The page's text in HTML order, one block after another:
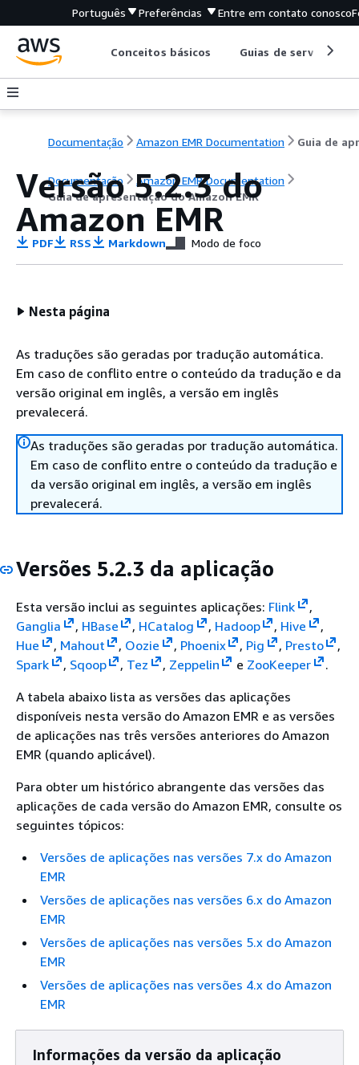
Português Preferências Entre em contato conosco
Conceitos básicos Guias de serviço
Documentação Amazon EMR Documentation
Documentação
Amazon EMR Documentation
Guia de apresentação do Amazon EMR
Versão 5.2.3 do
Amazon EMR
PDF RSS Markdown Modo de foco
Nesta página
As traduções são geradas por tradução automática.
Em caso de conflito entre o conteúdo da tradução e da
versão original em inglês, a versão em inglês
prevalecerá.
As traduções são geradas por tradução automática.
Em caso de conflito entre o conteúdo da tradução e
da versão original em inglês, a versão em inglês
prevalecerá.
Versões 5.2.3 da aplicação
Esta versão inclui as seguintes aplicações: Flink
,
Ganglia
, HBase , HCatalog , Hadoop , Hive
,
Hue
, Mahout , Oozie , Phoenix , Pig , Presto
,
Spark
, Sqoop , Tez , Zeppelin e ZooKeeper
.
A tabela abaixo lista as versões das aplicações
disponíveis nesta versão do Amazon EMR e as versões
de aplicações nas três versões anteriores do Amazon
EMR (quando aplicável).
Para obter um histórico abrangente das versões das
aplicações de cada versão do Amazon EMR, consulte os
seguintes tópicos:
Versões de aplicações nas versões 7.x do Amazon
EMR
Versões de aplicações nas versões 6.x do Amazon
EMR
Versões de aplicações nas versões 5.x do Amazon
EMR
Versões de aplicações nas versões 4.x do Amazon
EMR
Informações da versão da aplicação